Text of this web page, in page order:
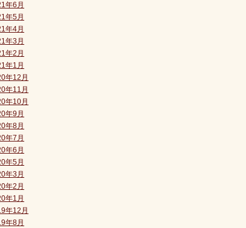
年6月
年5月
年4月
年3月
年2月
年1月
年12月
年11月
年10月
年9月
年8月
年7月
年6月
年5月
年3月
年2月
年1月
年12月
年8月